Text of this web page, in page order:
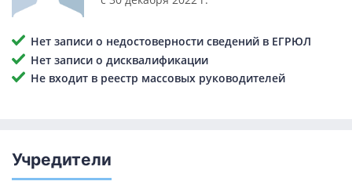
Нет записи о недостоверности сведений в ЕГРЮЛ
Нет записи о дисквалификации
Не входит в реестр массовых руководителей
Учредители